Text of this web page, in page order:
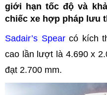
giới hạn tốc độ và
chiếc xe hợp pháp lưu
Sadair’s Spearcó kích
cao lần lượt là 4.690 x
đạt 2.700 mm.